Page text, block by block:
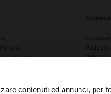
contenuti ed annunci, per
una
e sicura.
10%